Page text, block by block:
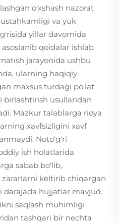
o'xshash nazorat
va yuk
yillar davomida
qoidalar ishlab
jarayonida ushbu
ularning haqiqiy
maxsus turdagi po'lat
usullaridan
Mazkur talablarga rioya
xavfsizligini xavf
Noto'g'ri
ish holatlarida
sabab bo'lib,
keltirib chiqargan
darajada hujjatlar mavjud.
saqlash muhimligi
tashqari bir nechta